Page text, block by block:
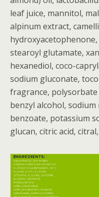
leaf juice, mannitol,
alpinum extract,
stearoyl glutamate,
hexanediol, coco-
sodium gluconate,
fragrance,
benzyl alcohol,
benzoate, potassium
glucan, citric acid,